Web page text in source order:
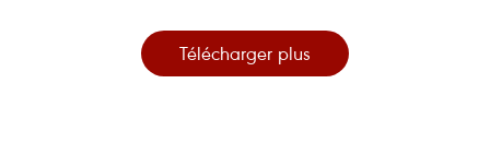
Télécharger plus